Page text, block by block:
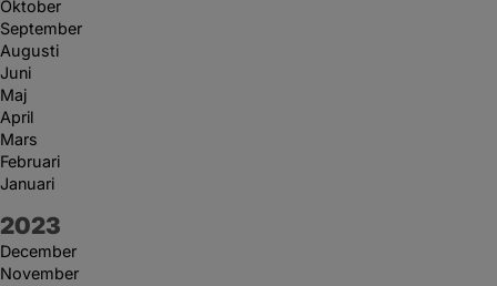
Oktober
September
Augusti
Juni
Maj
April
Mars
Februari
Januari
År:
2023
December
November